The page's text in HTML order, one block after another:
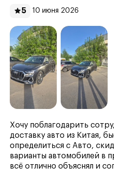
5
10 июня 2026
Хочу поблагодарить
доставку авто из Китая,
определиться с Авто,
варианты автомобилей в
всё отлично объяснял и